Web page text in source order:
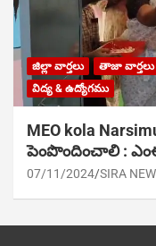
జిల్లా వార్తలు తాజా వార్తలు
విద్య & ఉద్యోగము
MEO kola
పెంపొందించాలి :
07/11/2024 SIRA